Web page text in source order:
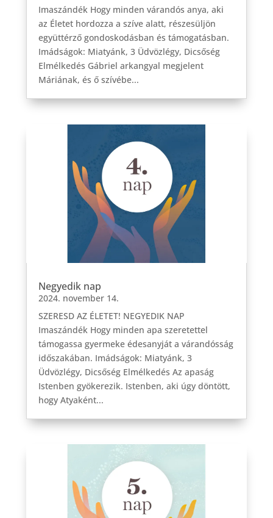
Imaszándék Hogy minden várandós anya, aki
az Életet hordozza a szíve alatt, részesüljön
együttérző gondoskodásban és támogatásban.
Imádságok: Miatyánk, 3 Üdvözlégy, Dicsőség
Elmélkedés Gábriel arkangyal megjelent
Máriának, és ő szívébe...
Negyedik nap
2024. november 14.
SZERESD AZ ÉLETET! NEGYEDIK NAP
Imaszándék Hogy minden apa szeretettel
támogassa gyermeke édesanyját a várandósság
időszakában. Imádságok: Miatyánk, 3
Üdvözlégy, Dicsőség Elmélkedés Az apaság
Istenben gyökerezik. Istenben, aki úgy döntött,
hogy Atyaként...